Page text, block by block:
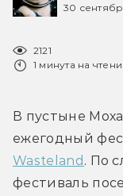
30
2121
1 минута на
В пустыне
Wasteland . По
фестиваль